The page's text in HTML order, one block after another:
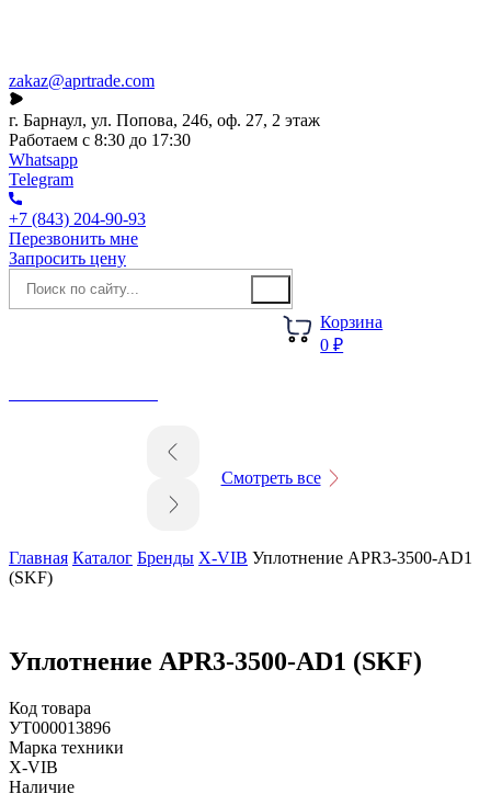
zakaz@aprtrade.com
г. Барнаул, ул. Попова, 246, оф. 27, 2 этаж
Работаем с 8:30 до 17:30
Whatsapp
Telegram
+7 (843) 204-90-93
Перезвонить мне
Запросить цену
Корзина
0 ₽
Смотреть все
Главная Каталог Бренды X-VIB Уплотнение APR3-3500-AD1
(SKF)
Уплотнение APR3-3500-AD1 (SKF)
Код товара
УТ000013896
Марка техники
X-VIB
Наличие